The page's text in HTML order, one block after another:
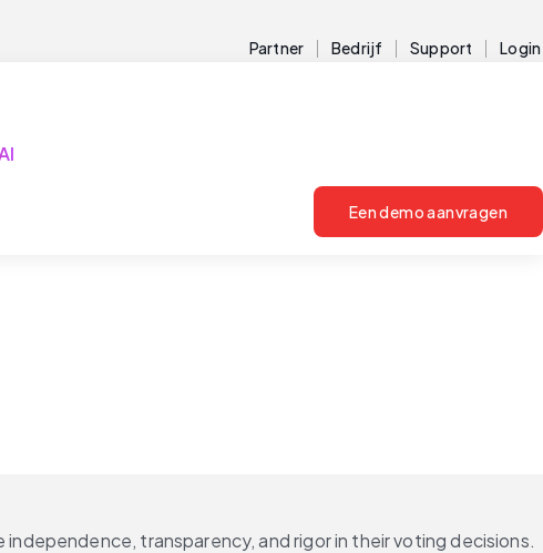
Partner Bedrijf Support Login
Een demo aanvragen
transparency, and rigor in their voting decisions.